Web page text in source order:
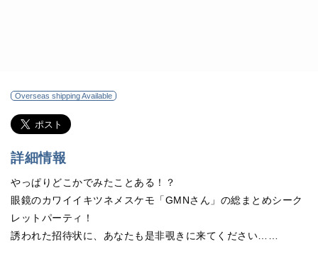
Overseas shipping Available
詳細情報
やっぱりどこかでみたことある！？
眼鏡のカワイイキツネメスケモ「GMNさん」の総まとめシーク
レットパーティ！
誘われた招待状に、あなたも是非覗きに来てください……